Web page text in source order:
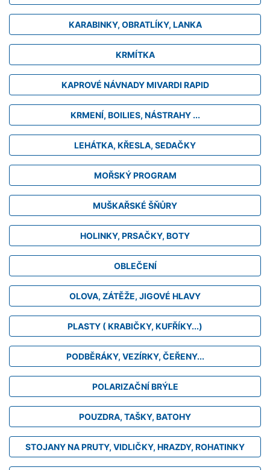
KARABINKY, OBRATLÍKY, LANKA
KRMÍTKA
KAPROVÉ NÁVNADY MIVARDI RAPID
KRMENÍ, BOILIES, NÁSTRAHY ...
LEHÁTKA, KŘESLA, SEDAČKY
MOŘSKÝ PROGRAM
MUŠKAŘSKÉ ŠŇŮRY
HOLINKY, PRSAČKY, BOTY
OBLEČENÍ
OLOVA, ZÁTĚŽE, JIGOVÉ HLAVY
PLASTY ( KRABIČKY, KUFŘÍKY...)
PODBĚRÁKY, VEZÍRKY, ČEŘENY...
POLARIZAČNÍ BRÝLE
POUZDRA, TAŠKY, BATOHY
STOJANY NA PRUTY, VIDLIČKY, HRAZDY, ROHATINKY